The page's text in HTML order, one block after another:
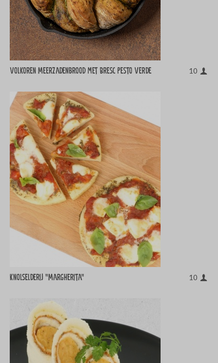
Volkoren Meerzadenbrood met Bresc Pesto Verde 10
Knolselderij "Margherita" 10